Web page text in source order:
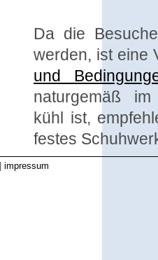
Da die
werden, ist eine
und
naturgemäß
kühl ist,
festes
impressum